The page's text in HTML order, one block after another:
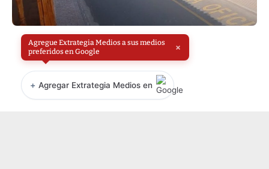
Agregue Extrategia Medios a sus medios
preferidos en Google
×
+ Agregar Extrategia Medios en